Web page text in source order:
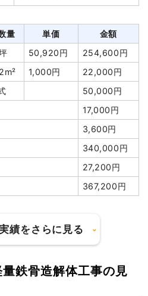
量 単価
金額
50,920円
254,600円
1,000円
22,000円
50,000円
17,000円
3,600円
340,000円
27,200円
367,200円
績をさらに見る
鉄骨造解体工事の見